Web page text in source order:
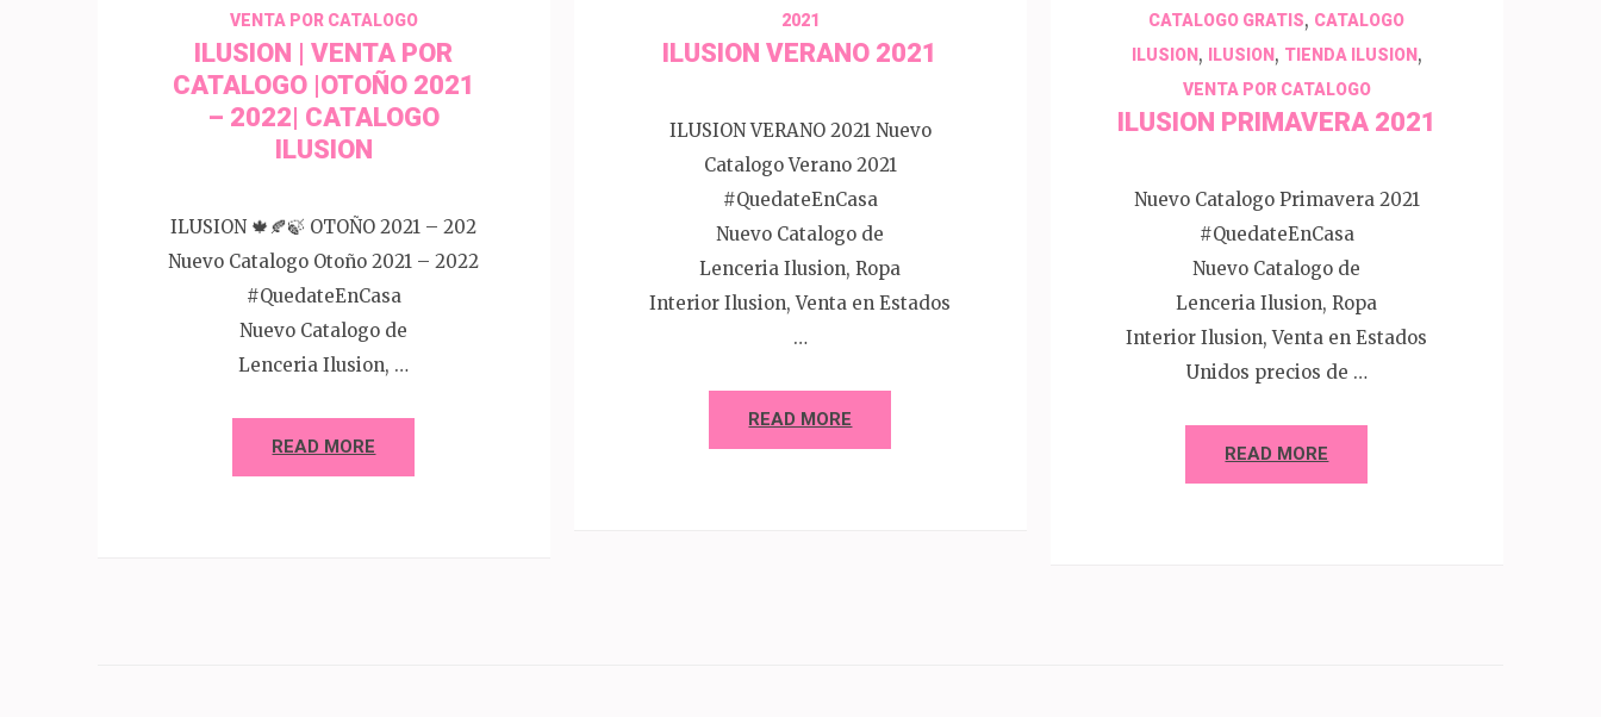
VENTA POR CATALOGO
ILUSION | VENTA POR
CATALOGO |OTOÑO 2021
– 2022| CATALOGO
ILUSION
ILUSION 🍁🍂🍃 OTOÑO 2021 – 202
Nuevo Catalogo Otoño 2021 – 2022
#QuedateEnCasa
Nuevo Catalogo de
Lenceria Ilusion, …
READ MORE
2021
ILUSION VERANO 2021
ILUSION VERANO 2021 Nuevo
Catalogo Verano 2021
#QuedateEnCasa
Nuevo Catalogo de
Lenceria Ilusion, Ropa
Interior Ilusion, Venta en Estados
…
READ MORE
CATALOGO GRATIS, CATALOGO
ILUSION, ILUSION, TIENDA ILUSION,
VENTA POR CATALOGO
ILUSION PRIMAVERA 2021
Nuevo Catalogo Primavera 2021
#QuedateEnCasa
Nuevo Catalogo de
Lenceria Ilusion, Ropa
Interior Ilusion, Venta en Estados
Unidos precios de …
READ MORE